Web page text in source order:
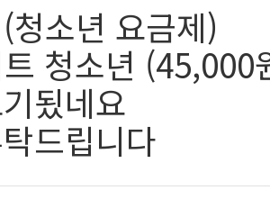
청소년 요금제)
청소년
됬네요
드립니다